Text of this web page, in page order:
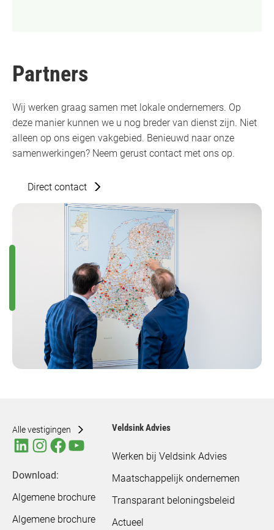
Partners
Wij werken graag samen met lokale ondernemers. Op
deze manier kunnen we u nog breder van dienst zijn. Niet
alleen op ons eigen vakgebied. Benieuwd naar onze
samenwerkingen? Neem gerust contact met ons op.
Direct contact
Alle vestigingen
Download:
Algemene brochure
Algemene brochure
Veldsink Advies
Werken bij Veldsink Advies
Maatschappelijk ondernemen
Transparant beloningsbeleid
Actueel